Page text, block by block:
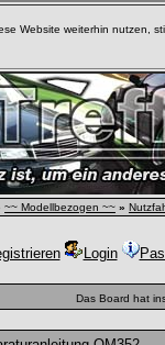
Website weiterhin nutzen,
~~ Modellbezogen ~~ »
Login
Das Board hat